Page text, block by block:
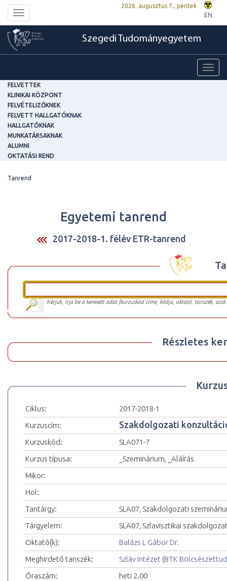
Toggle
navigation
2026. augusztus 7., péntek
EN
Szegedi Tudományegyetem
FELVETTEK
KLINIKAI KÖZPONT
FELVÉTELIZŐKNEK
FELVETT HALLGATÓKNAK
HALLGATÓKNAK
MUNKATÁRSAKNAK
ALUMNI
OKTATÁSI REND
Tanrend
Egyetemi tanrend
2017-2018-1. félév ETR-tanrend
Kérjük, írja be a keresett adat (kurzuskód címe, kódja, oktató, tanszék,
Részletes
Ciklus:
2017-2018-1
Kurzuscím:
Szakdolgozati
Kurzuskód:
SLA071-7
Kurzus típusa:
_Szeminárium, _Aláírás
Mikor:
Hol:
Tantárgy:
SLA07, Szakdolgozati
Tárgyelem:
SLA07, Szlavisztikai
Oktató(k):
Balázs L Gábor Dr.
Meghirdető tanszék:
Szláv Intézet (BTK
Óraszám:
heti 2.00